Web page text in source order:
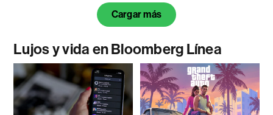
Cargar más
Lujos y vida en Bloomberg Línea